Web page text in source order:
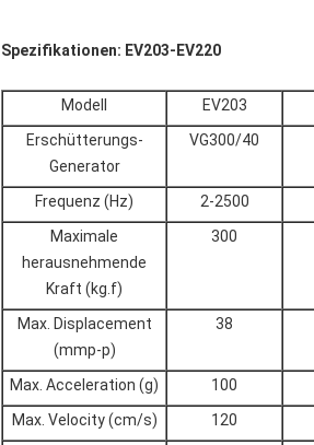
Spezifikationen: EV203-EV220
Modell EV203
Erschütterungs-
Generator
VG300/40
Frequenz (Hz) 2-2500
Maximale
herausnehmende
Kraft (kg.f)
300
Max. Displacement
(mmp-p)
38
Max. Acceleration (g) 100
Max. Velocity (cm/s)
120